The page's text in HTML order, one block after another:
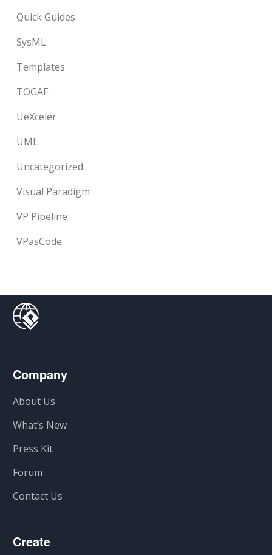
Quick Guides
SysML
Templates
TOGAF
UeXceler
UML
Uncategorized
Visual Paradigm
VP Pipeline
VPasCode
Company
About Us
What’s New
Press Kit
Forum
Contact Us
Create